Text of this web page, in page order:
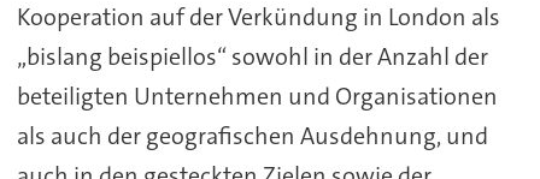
Kooperation auf der Verkündung in London als
„bislang beispiellos“ sowohl in der Anzahl der
beteiligten Unternehmen und Organisationen
als auch der geografischen Ausdehnung, und